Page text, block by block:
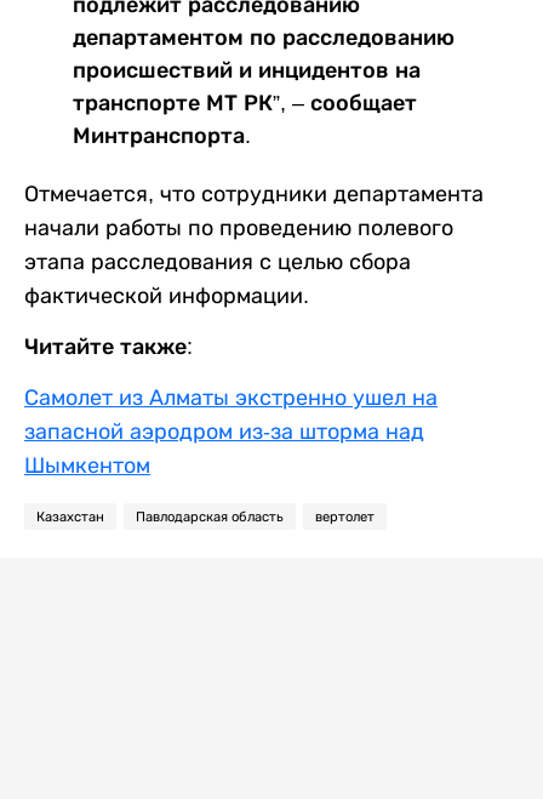
подлежит расследованию
департаментом по расследованию
происшествий и инцидентов на
транспорте МТ РК”, – сообщает
Минтранспорта.
Отмечается, что сотрудники департамента
начали работы по проведению полевого
этапа расследования с целью сбора
фактической информации.
Читайте также:
Самолет из Алматы экстренно ушел на
запасной аэродром из-за шторма над
Шымкентом
Казахстан Павлодарская область вертолет